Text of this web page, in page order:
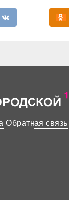
Обратная связь